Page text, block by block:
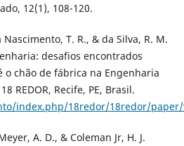
12(1), 108-120.
T. R., & da Silva, R. M.
desafios encontrados
o chão de fábrica na Engenharia
REDOR, Recife, PE, Brasil.
index.php/18redor/18redor/paper/
A. D., & Coleman Jr, H. J.